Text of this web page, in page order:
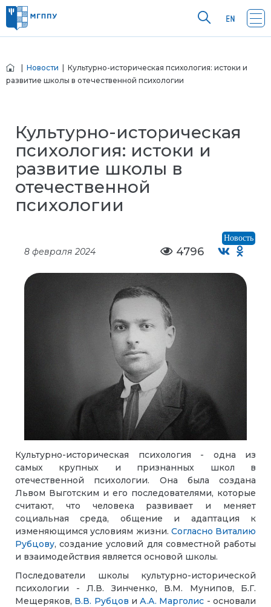
Новости | Культурно-историческая психология: истоки и
развитие школы в отечественной психологии
Культурно-историческая
психология: истоки и
развитие школы в
отечественной
психологии
Новость
8 февраля 2024 4796
Культурно-историческая психология - одна из
самых крупных и признанных школ в
отечественной психологии. Она была создана
Львом Выготским и его последователями, которые
считают, что человека развивает и меняет
социальная среда, общение и адаптация к
изменяющимся условиям жизни. Согласно Виталию
Рубцову, создание условий для совместной работы
и взаимодействия является основой школы.
Последователи школы культурно-исторической
психологии - Л.В. Зинченко, В.М. Мунипов, Б.Г.
Мещеряков, В.В. Рубцов иА.А. Марголис - основали